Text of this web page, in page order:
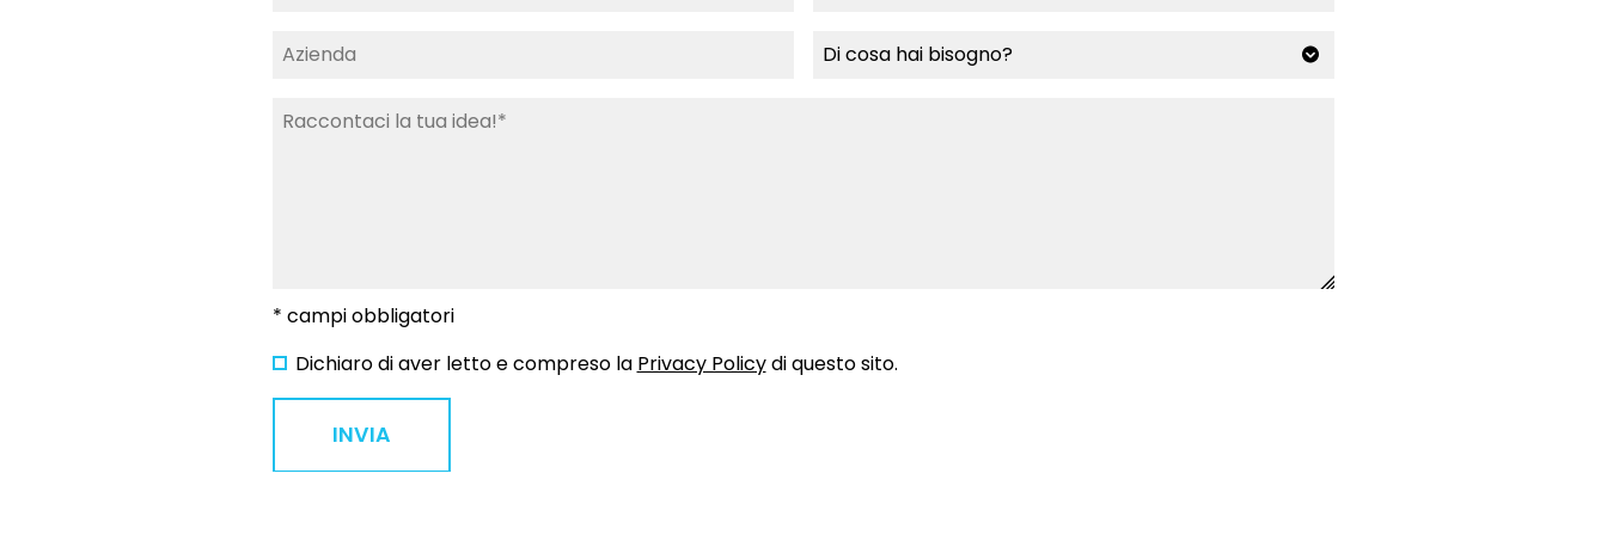
* campi obbligatori
Dichiaro di aver letto e compreso la Privacy Policydi questo sito.
INVIA